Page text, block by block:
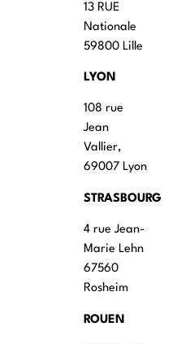
13 RUE
Nationale
59800 Lille
LYON
108 rue
Jean
Vallier,
69007 Lyon
STRASBOURG
4 rue Jean-
Marie Lehn
67560
Rosheim
ROUEN